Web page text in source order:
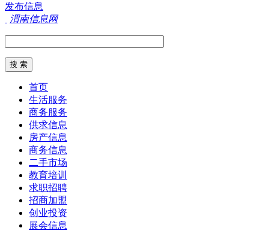
发布信息
渭南信息网
首页
生活服务
商务服务
供求信息
房产信息
商务信息
二手市场
教育培训
求职招聘
招商加盟
创业投资
展会信息